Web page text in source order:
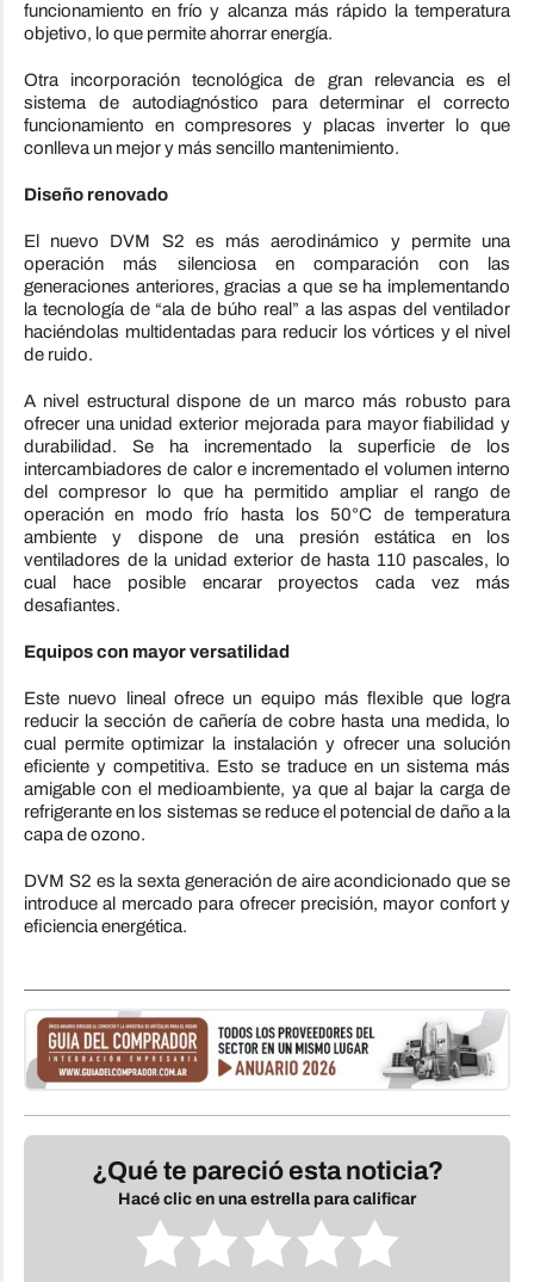
funcionamiento en frío y alcanza más rápido la temperatura
objetivo, lo que permite ahorrar energía.
Otra incorporación tecnológica de gran relevancia es el
sistema de autodiagnóstico para determinar el correcto
funcionamiento en compresores y placas inverter lo que
conlleva un mejor y más sencillo mantenimiento.
Diseño renovado
El nuevo DVM S2 es más aerodinámico y permite una
operación más silenciosa en comparación con las
generaciones anteriores, gracias a que se ha implementando
la tecnología de “ala de búho real” a las aspas del ventilador
haciéndolas multidentadas para reducir los vórtices y el nivel
de ruido.
A nivel estructural dispone de un marco más robusto para
ofrecer una unidad exterior mejorada para mayor fiabilidad y
durabilidad. Se ha incrementado la superficie de los
intercambiadores de calor e incrementado el volumen interno
del compresor lo que ha permitido ampliar el rango de
operación en modo frío hasta los 50°C de temperatura
ambiente y dispone de una presión estática en los
ventiladores de la unidad exterior de hasta 110 pascales, lo
cual hace posible encarar proyectos cada vez más
desafiantes.
Equipos con mayor versatilidad
Este nuevo lineal ofrece un equipo más flexible que logra
reducir la sección de cañería de cobre hasta una medida, lo
cual permite optimizar la instalación y ofrecer una solución
eficiente y competitiva. Esto se traduce en un sistema más
amigable con el medioambiente, ya que al bajar la carga de
refrigerante en los sistemas se reduce el potencial de daño a la
capa de ozono.
DVM S2 es la sexta generación de aire acondicionado que se
introduce al mercado para ofrecer precisión, mayor confort y
eficiencia energética.
¿Qué te pareció esta noticia?
Hacé clic en una estrella para calificar